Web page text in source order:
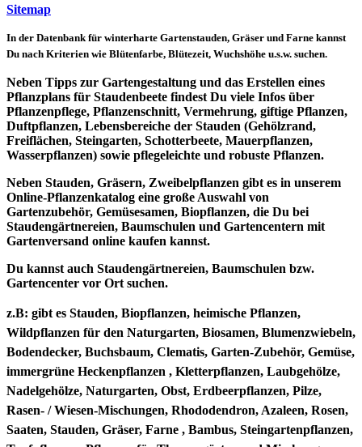
Sitemap
In der Datenbank für winterharte Gartenstauden, Gräser und Farne kannst
Du nach Kriterien wie Blütenfarbe, Blütezeit, Wuchshöhe u.s.w. suchen.
Neben Tipps zur Gartengestaltung und das Erstellen eines
Pflanzplans für Staudenbeete findest Du viele Infos über
Pflanzenpflege, Pflanzenschnitt, Vermehrung, giftige Pflanzen,
Duftpflanzen, Lebensbereiche der Stauden (Gehölzrand,
Freiflächen, Steingarten, Schotterbeete, Mauerpflanzen,
Wasserpflanzen) sowie pflegeleichte und robuste Pflanzen.
Neben Stauden, Gräsern, Zweibelpflanzen gibt es in unserem
Online-Pflanzenkatalog eine große Auswahl von
Gartenzubehör, Gemüsesamen, Biopflanzen, die Du bei
Staudengärtnereien, Baumschulen und Gartencentern mit
Gartenversand online kaufen kannst.
Du kannst auch Staudengärtnereien, Baumschulen bzw.
Gartencenter vor Ort suchen.
z.B: gibt es Stauden, Biopflanzen, heimische Pflanzen,
Wildpflanzen für den Naturgarten, Biosamen, Blumenzwiebeln,
Bodendecker, Buchsbaum, Clematis, Garten-Zubehör, Gemüse,
immergrüne Heckenpflanzen , Kletterpflanzen, Laubgehölze,
Nadelgehölze, Naturgarten, Obst, Erdbeerpflanzen, Pilze,
Rasen- / Wiesen-Mischungen, Rhododendron, Azaleen, Rosen,
Saaten, Stauden, Gräser, Farne , Bambus, Steingartenpflanzen,